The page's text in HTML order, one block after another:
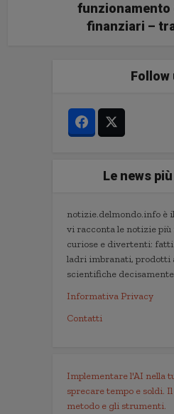
funzionamento
finanziari –
Follow
Le news
notizie.delmondo.info è
vi racconta le notizie
curiose e divertenti:
ladri imbranati, prodotti
scientifiche
Informativa Privacy
Contatti
Implementare l'AI nella
sprecare tempo e soldi.
metodo e gli strumenti.